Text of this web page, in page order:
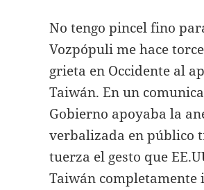
No tengo pincel fino
Vozpópuli me hace
grieta en Occidente al
Taiwán. En un
Gobierno apoyaba la
verbalizada en público
tuerza el gesto que
Taiwán completamente